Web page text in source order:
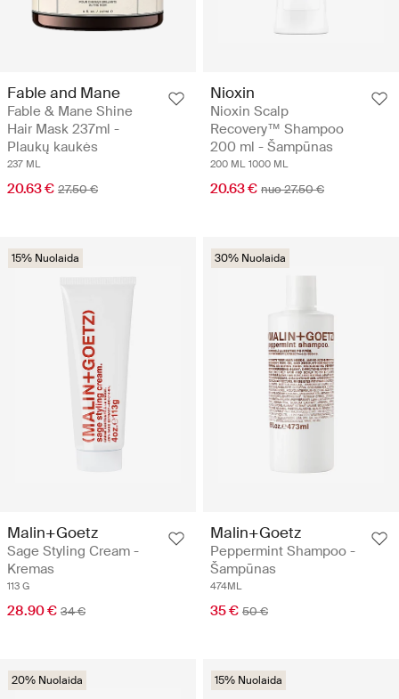
Fable and Mane
Fable & Mane Shine
Hair Mask 237ml -
Plaukų kaukės
237 ML
20.63 € 27.50 €
Nioxin
Nioxin Scalp
Recovery™ Shampoo
200 ml - Šampūnas
200 ML 1000 ML
20.63 € nuo 27.50 €
15% Nuolaida
Malin+Goetz
Sage Styling Cream -
Kremas
113 G
28.90 € 34 €
30% Nuolaida
Malin+Goetz
Peppermint Shampoo -
Šampūnas
474ML
35 € 50 €
20% Nuolaida 15% Nuolaida